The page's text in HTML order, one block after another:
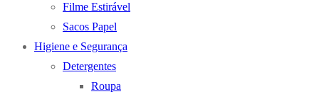
Filme Estirável
Sacos Papel
Higiene e Segurança
Detergentes
Roupa